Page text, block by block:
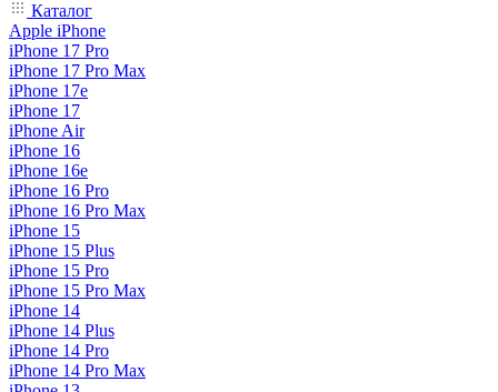
Каталог
Apple iPhone
iPhone 17 Pro
iPhone 17 Pro Max
iPhone 17e
iPhone 17
iPhone Air
iPhone 16
iPhone 16e
iPhone 16 Pro
iPhone 16 Pro Max
iPhone 15
iPhone 15 Plus
iPhone 15 Pro
iPhone 15 Pro Max
iPhone 14
iPhone 14 Plus
iPhone 14 Pro
iPhone 14 Pro Max